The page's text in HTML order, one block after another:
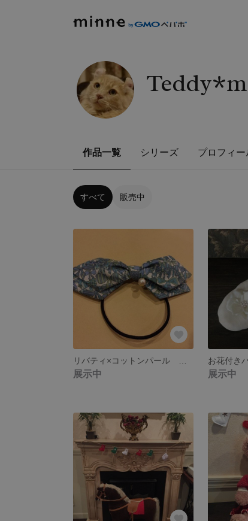
作品一覧 シリーズ プロフィー
すべて 販売中
展示中 展示中